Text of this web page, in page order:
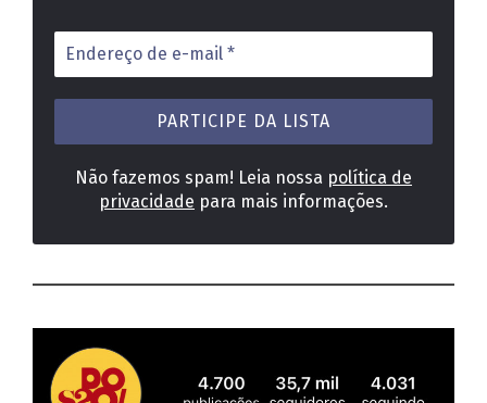
Endereço
de
e-
mail
Não fazemos spam! Leia nossa política de
privacidade para mais informações.